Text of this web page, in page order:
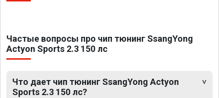
Частые вопросы про чип тюнинг SsangYong
Actyon Sports 2.3 150 лс
Что дает чип тюнинг SsangYong Actyon
Sports 2.3 150 лс?